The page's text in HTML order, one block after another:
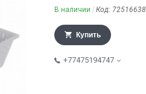
В наличии Код: 72516638
Купить
+77475194747